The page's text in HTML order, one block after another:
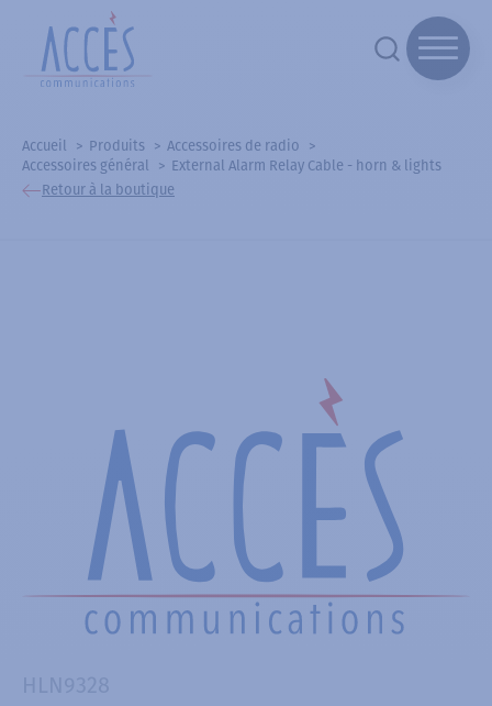
Accueil Produits
Accessoires de radio
Accessoires général
External Alarm Relay Cable - horn & lights
Retour à la boutique